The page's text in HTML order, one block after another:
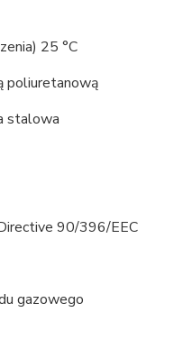
25 °C
poliuretanową
stalowa
90/396/EEC
gazowego